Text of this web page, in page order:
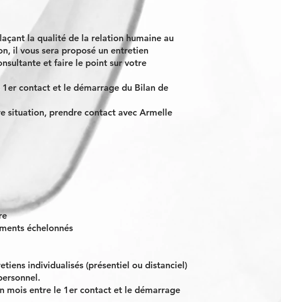
la qualité de la relation humaine au
il vous sera proposé un entretien
et faire le point sur votre
1er contact et le démarrage du Bilan de
situation, prendre contact avec Armelle
échelonnés
individualisés (présentiel ou distanciel)
mois entre le 1er contact et le démarrage